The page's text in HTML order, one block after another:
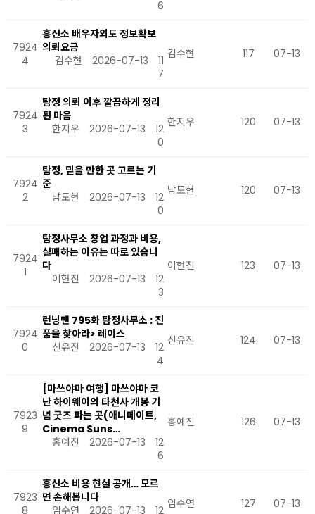
6
7924
4
흥신소 배우자외도 정보확보
의뢰요금
김수현
2026-07-13
11
7
김수현 117 07-13
7924
3
탐정 의뢰 이후 깔끔하게 정리
된 마음
한지우
2026-07-13
12
0
한지우 120 07-13
7924
2
탐정, 믿을 만한 곳 고르는 기
준
남도현
2026-07-13
12
0
남도현 120 07-13
7924
1
탐정사무소 창업 과정과 비용,
실패하는 이유는 따로 있습니
다
이현진
2026-07-13
12
3
이현진 123 07-13
7924
0
런닝맨 795화 탐정사무소 : 진
품을 찾아라> 레이스
신유진
2026-07-13
12
4
신유진 124 07-13
7923
9
[마쓰야마 여행] 마쓰야마 코
난 하이웨이의 타천사 개봉 기
념 굿즈 파는 곳(애니메이트,
Cinema Suns…
홍예진
2026-07-13
12
6
홍예진 126 07-13
7923
8
흥신소 비용 현실 공개… 모르
면 손해봅니다
임수연
2026-07-13 12 임수연 127 07-13